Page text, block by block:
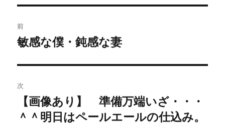
稿
ビ
ゲ
ー
前
過
の
投
稿:
敏感な僕・鈍感な妻
次
の
【画像あり】 準備万端いざ・・・
＾＾明日はペールエールの仕込み。